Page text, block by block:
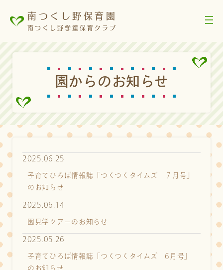
南つくし野保育園
南つくし野学童保育クラブ
園からのお知らせ
2025.06.25
子育てひろば情報誌「つくつくタイムズ ７月号」
のお知らせ
2025.06.14
園見学ツアーのお知らせ
2025.05.26
子育てひろば情報誌「つくつくタイムズ 6月号」